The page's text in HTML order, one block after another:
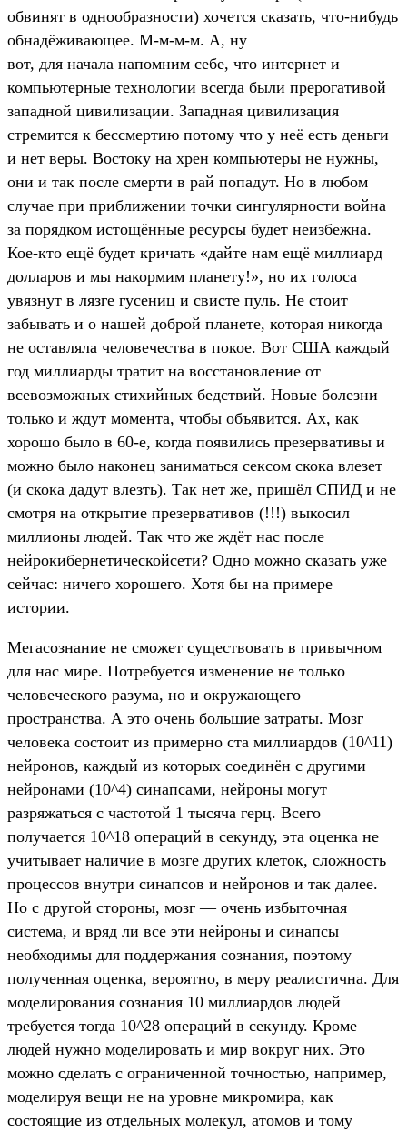
обвинят в однообразности) хочется сказать, что-нибудь
обнадёживающее. М-м-м-м. А, ну
вот, для начала напомним себе, что интернет и
компьютерные технологии всегда были прерогативой
западной цивилизации. Западная цивилизация
стремится к бессмертию потому что у неё есть деньги
и нет веры. Востоку на хрен компьютеры не нужны,
они и так после смерти в рай попадут. Но в любом
случае при приближении точки сингулярности война
за порядком истощённые ресурсы будет неизбежна.
Кое-кто ещё будет кричать «дайте нам ещё миллиард
долларов и мы накормим планету!», но их голоса
увязнут в лязге гусениц и свисте пуль. Не стоит
забывать и о нашей доброй планете, которая никогда
не оставляла человечества в покое. Вот США каждый
год миллиарды тратит на восстановление от
всевозможных стихийных бедствий. Новые болезни
только и ждут момента, чтобы объявится. Ах, как
хорошо было в 60-е, когда появились презервативы и
можно было наконец заниматься сексом скока влезет
(и скока дадут влезть). Так нет же, пришёл СПИД и не
смотря на открытие презервативов (!!!) выкосил
миллионы людей. Так что же ждёт нас после
нейрокибернетическойсети? Одно можно сказать уже
сейчас: ничего хорошего. Хотя бы на примере
истории.
Мегасознание не сможет существовать в привычном
для нас мире. Потребуется изменение не только
человеческого разума, но и окружающего
пространства. А это очень большие затраты. Мозг
человека состоит из примерно ста миллиардов (10^11)
нейронов, каждый из которых соединён с другими
нейронами (10^4) синапсами, нейроны могут
разряжаться с частотой 1 тысяча герц. Всего
получается 10^18 операций в секунду, эта оценка не
учитывает наличие в мозге других клеток, сложность
процессов внутри синапсов и нейронов и так далее.
Но с другой стороны, мозг — очень избыточная
система, и вряд ли все эти нейроны и синапсы
необходимы для поддержания сознания, поэтому
полученная оценка, вероятно, в меру реалистична. Для
моделирования сознания 10 миллиардов людей
требуется тогда 10^28 операций в секунду. Кроме
людей нужно моделировать и мир вокруг них. Это
можно сделать с ограниченной точностью, например,
моделируя вещи не на уровне микромира, как
состоящие из отдельных молекул, атомов и тому